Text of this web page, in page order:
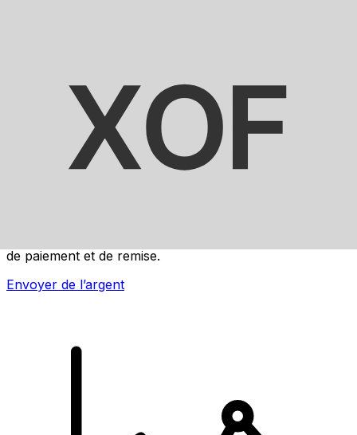
Transferts d'argent internationaux avec Xe
de paiement et de remise.
Envoyer de l’argent